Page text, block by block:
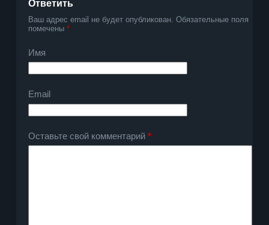
Ответить
Ваш адрес email не будет опубликован. Обязательные поля
помечены *
Имя
Email
Оставьте свой комментарий*